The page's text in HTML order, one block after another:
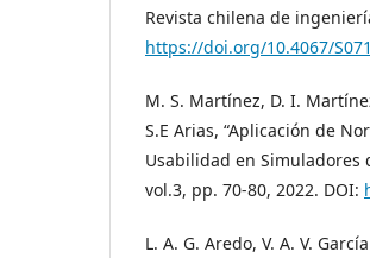
Revista chilena de
https://doi.org/10.4067/
M. S. Martínez, D. I.
S.E Arias, “Aplicación de
Usabilidad en Simuladores
vol.3, pp. 70-80, 2022. DOI:
L. A. G. Aredo, V. A. V.